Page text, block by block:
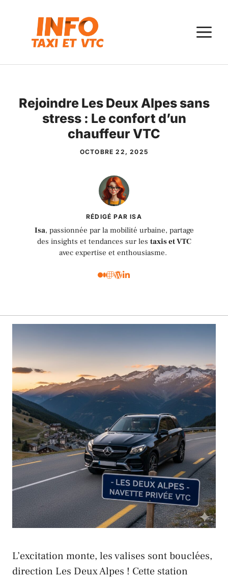
contenu
Rejoindre Les Deux Alpes sans
stress : Le confort d’un
chauffeur VTC
OCTOBRE 22, 2025
RÉDIGÉ PAR ISA
Isa, passionnée par la mobilité urbaine, partage
des insights et tendances sur les taxis et VTC
avec expertise et enthousiasme.
L’excitation monte, les valises sont bouclées,
direction Les Deux Alpes ! Cette station